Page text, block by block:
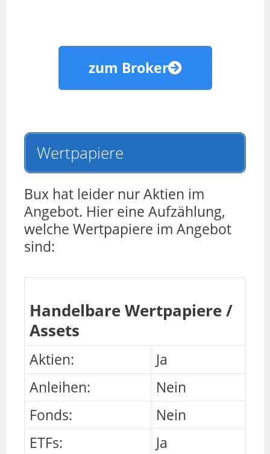
zum Broker
Wertpapiere
Bux hat leider nur Aktien im
Angebot. Hier eine Aufzählung,
welche Wertpapiere im Angebot
sind:
Handelbare Wertpapiere /
Assets
Aktien:
Ja
Anleihen:
Nein
Fonds:
Nein
ETFs:
Ja